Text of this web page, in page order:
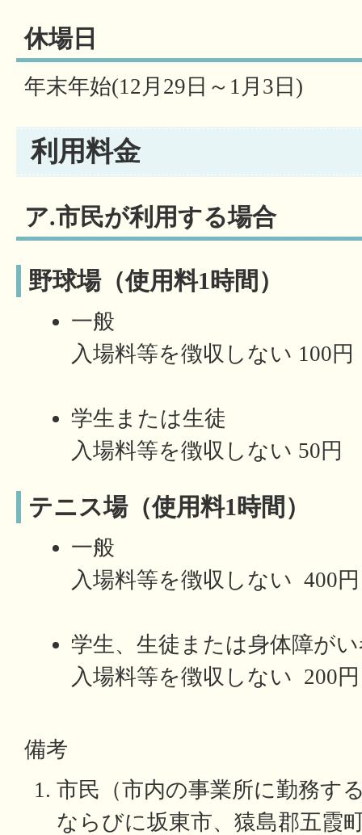
休場日
年末年始(12月29日～1月3日)
利用料金
ア.市民が利用する場合
野球場（使用料1時間）
一般
入場料等を徴収しない 100円
学生または生徒
入場料等を徴収しない 50円
テニス場（使用料1時間）
一般
入場料等を徴収しない 400円
学生、生徒または身体障が
入場料等を徴収しない 200円
備考
市民（市内の事業所に勤務す
ならびに坂東市、猿島郡五霞